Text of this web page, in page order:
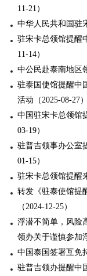
11-21）
中华人民共和国驻
驻宋卡总领馆提醒
11-14）
中公民赴泰南地区
驻泰国使馆提醒中
活动（2025-08-27）
中国驻宋卡总领馆
03-19）
驻普吉领事办公室
01-15）
驻宋卡总领馆提醒
转发《驻泰使馆提
（2024-12-25）
浮潜不简单，风
领办关于谨慎参加
中国泰国签署互免
驻普吉领办提醒中